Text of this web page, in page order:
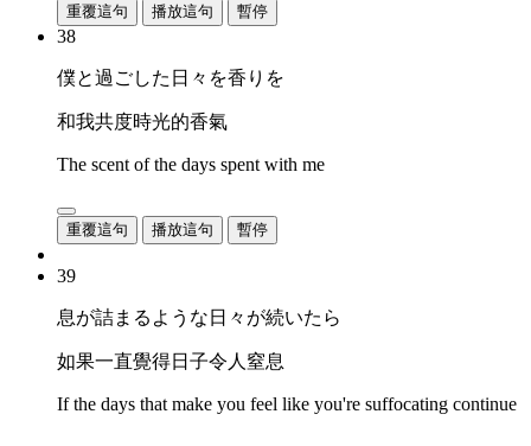
重覆這句 播放這句 暫停
38
僕と過ごした日々を香りを
和我共度時光的香氣
The scent of the days spent with me
重覆這句 播放這句 暫停
39
息が詰まるような日々が続いたら
如果一直覺得日子令人窒息
If the days that make you feel like you're suffocating continue